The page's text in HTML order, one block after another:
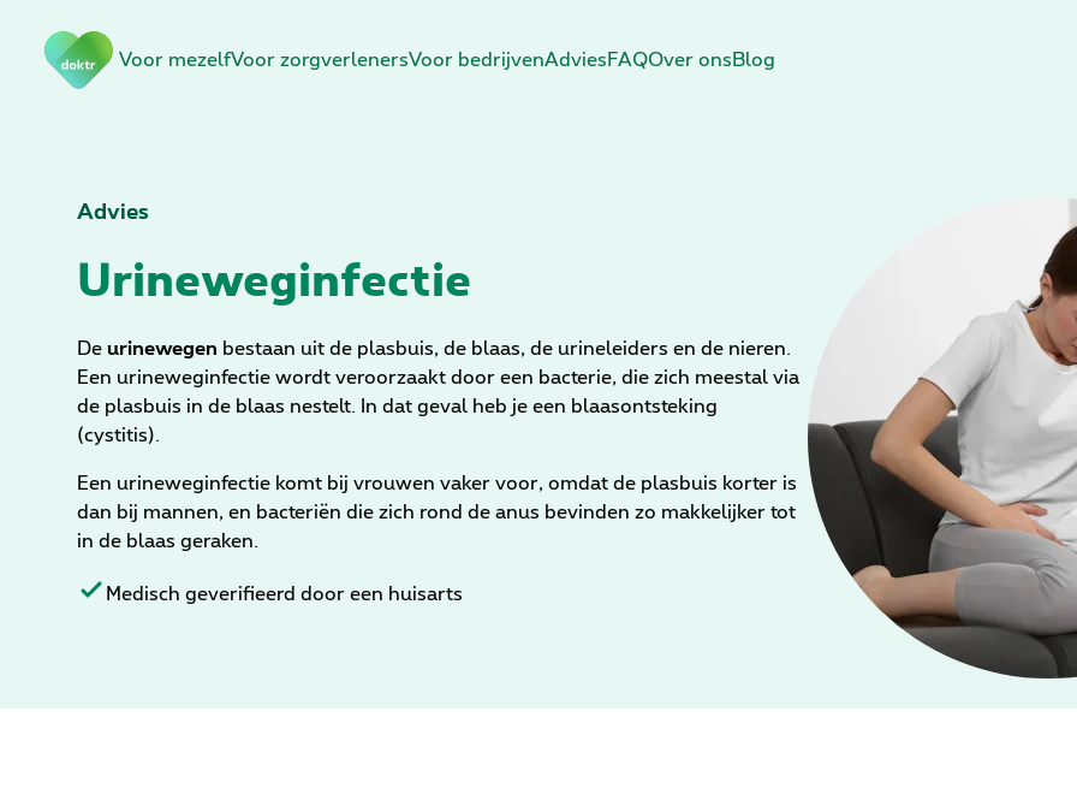
Voor mezelfVoor zorgverlenersVoor bedrijvenAdvies FAQOver ons Blog
Advies
Urineweginfectie
De urinewegen bestaan uit de plasbuis, de blaas, de urineleiders en de nieren.
Een urineweginfectie wordt veroorzaakt door een bacterie, die zich meestal via
de plasbuis in de blaas nestelt. In dat geval heb je een blaasontsteking
(cystitis).
Een urineweginfectie komt bij vrouwen vaker voor, omdat de plasbuis korter is
dan bij mannen, en bacteriën die zich rond de anus bevinden zo makkelijker tot
in de blaas geraken.
Medisch geverifieerd door een huisarts